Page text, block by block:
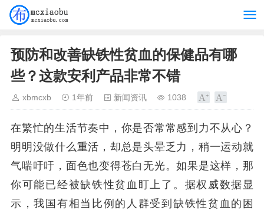
预防和改善缺铁性贫血的保健品有哪
些？这款安利产品非常不错
xbmcxb 1年前 新闻资讯 1038
在繁忙的生活节奏中，你是否常常感到力不从心？
明明没做什么重活，却总是头晕乏力，稍一运动就
气喘吁吁，面色也变得苍白无光。如果是这样，那
你可能已经被缺铁性贫血盯上了。据权威数据显
示，我国有相当比例的人群受到缺铁性贫血的困